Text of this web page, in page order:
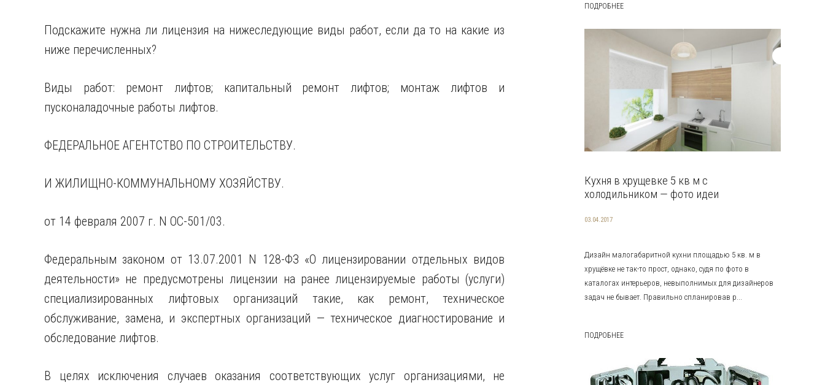
Подскажите нужна ли лицензия на нижеследующие виды работ, если да то на какие из
ниже перечисленных?
Виды работ: ремонт лифтов; капитальный ремонт лифтов; монтаж лифтов и
пусконаладочные работы лифтов.
ФЕДЕРАЛЬНОЕ АГЕНТСТВО ПО СТРОИТЕЛЬСТВУ.
И ЖИЛИЩНО-КОММУНАЛЬНОМУ ХОЗЯЙСТВУ.
от 14 февраля 2007 г. N ОС-501/03.
Федеральным законом от 13.07.2001 N 128-ФЗ «О лицензировании отдельных видов
деятельности» не предусмотрены лицензии на ранее лицензируемые работы (услуги)
специализированных лифтовых организаций такие, как ремонт, техническое
обслуживание, замена, и экспертных организаций — техническое диагностирование и
обследование лифтов.
В целях исключения случаев оказания соответствующих услуг организациями, не
ПОДРОБНЕЕ
Кухня в хрущевке 5 кв м с
холодильником — фото идеи
03.04.2017
Дизайн малогабаритной кухни площадью 5 кв. м в
хрущёвке не так-то прост, однако, судя по фото в
каталогах интерьеров, невыполнимых для дизайнеров
задач не бывает. Правильно спланировав р...
ПОДРОБНЕЕ